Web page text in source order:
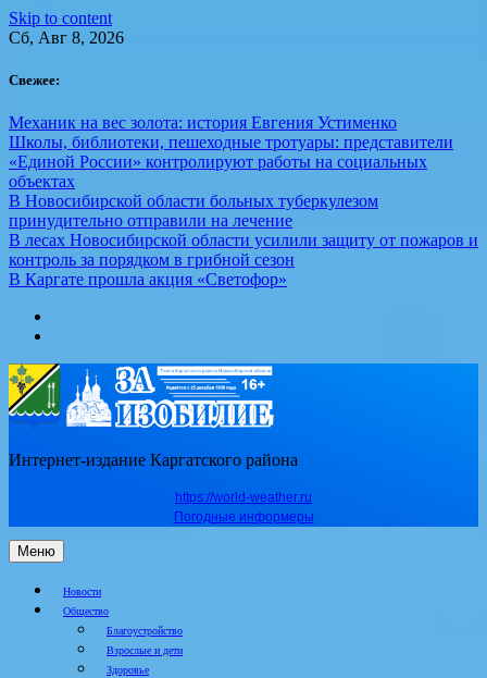
Skip to content
Сб, Авг 8, 2026
Свежее:
Механик на вес золота: история Евгения Устименко
Школы, библиотеки, пешеходные тротуары: представители
«Единой России» контролируют работы на социальных
объектах
В Новосибирской области больных туберкулезом
принудительно отправили на лечение
В лесах Новосибирской области усилили защиту от пожаров и
контроль за порядком в грибной сезон
В Каргате прошла акция «Светофор»
Интернет-издание Каргатского района
https://world-weather.ru
Погодные информеры
Меню
Новости
Общество
Благоустройство
Взрослые и дети
Здоровье